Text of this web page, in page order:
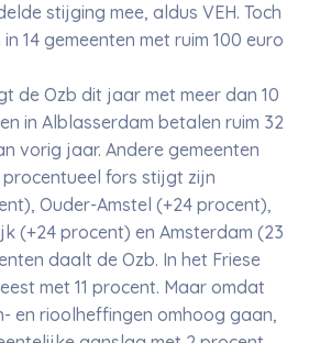
stijging mee, aldus VEH. Toch
14 gemeenten met ruim 100 euro
de Ozb dit jaar met meer dan 10
in Alblasserdam betalen ruim 32
vorig jaar. Andere gemeenten
fors stijgt zijn
Ouder-Amstel (+24 procent),
(+24 procent) en Amsterdam (23
daalt de Ozb. In het Friese
met 11 procent. Maar omdat
en rioolheffingen omhoog gaan,